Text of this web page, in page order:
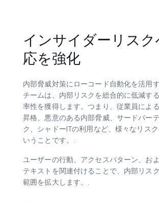
インサイダーリスク
応を強化
内部脅威対策にローコード自動化を活用
チームは、内部リスクを総合的に低減す
率性を獲得します。つまり、従業員によ
昇格、悪意のある内部脅威、サードパーテ
いうことです。.
ユーザーの行動、アクセスパターン、お